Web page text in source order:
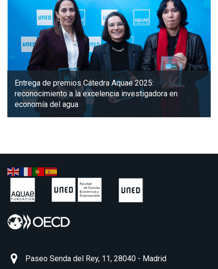
Entrega de premios Cátedra Aquae 2025:
reconocimiento a la excelencia investigadora en
economía del agua
Paseo Senda del Rey, 11, 28040 - Madrid